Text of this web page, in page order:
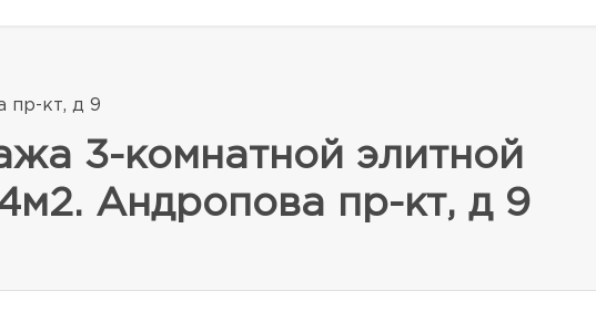
пр-кт, д 9
3-комнатной элитной
Андропова пр-кт, д 9